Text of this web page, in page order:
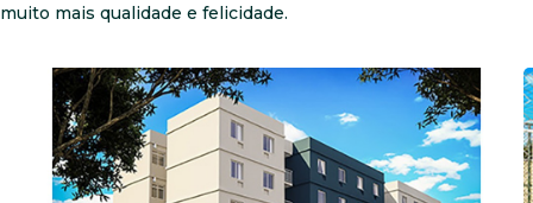
muito mais qualidade e felicidade.